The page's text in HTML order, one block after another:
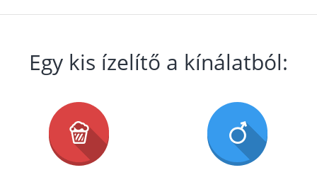
Egy kis ízelítő a kínálatból: